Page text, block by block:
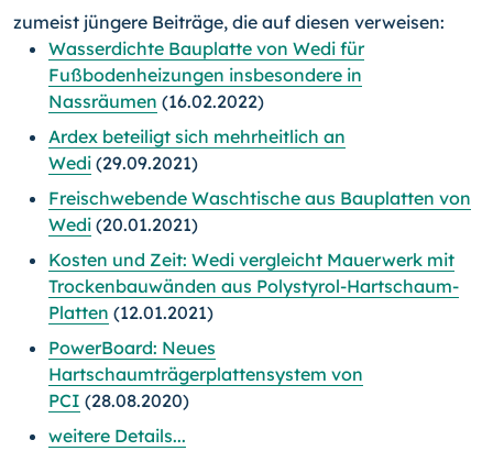
zumeist jüngere Beiträge, die auf diesen verweisen:
Wasserdichte Bauplatte von Wedi für
Fußbodenheizungen insbesondere in
Nassräumen (16.02.2022)
Ardex beteiligt sich mehrheitlich an
Wedi (29.09.2021)
Freischwebende Waschtische aus Bauplatten von
Wedi (20.01.2021)
Kosten und Zeit: Wedi vergleicht Mauerwerk mit
Trocken­bauwänden aus Polystyrol-Hartschaum-
Platten (12.01.2021)
PowerBoard: Neues
Hartschaumträgerplattensystem von
PCI (28.08.2020)
weitere Details...